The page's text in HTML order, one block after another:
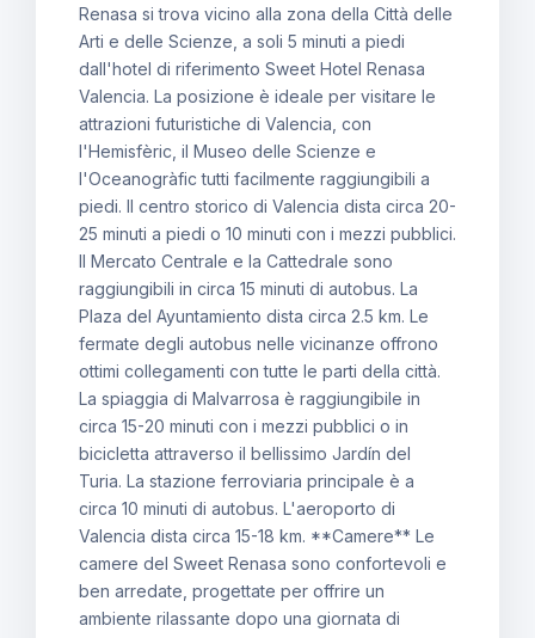
Renasa si trova vicino alla zona della Città delle
Arti e delle Scienze, a soli 5 minuti a piedi
dall'hotel di riferimento Sweet Hotel Renasa
Valencia. La posizione è ideale per visitare le
attrazioni futuristiche di Valencia, con
l'Hemisfèric, il Museo delle Scienze e
l'Oceanogràfic tutti facilmente raggiungibili a
piedi. Il centro storico di Valencia dista circa 20-
25 minuti a piedi o 10 minuti con i mezzi pubblici.
Il Mercato Centrale e la Cattedrale sono
raggiungibili in circa 15 minuti di autobus. La
Plaza del Ayuntamiento dista circa 2.5 km. Le
fermate degli autobus nelle vicinanze offrono
ottimi collegamenti con tutte le parti della città.
La spiaggia di Malvarrosa è raggiungibile in
circa 15-20 minuti con i mezzi pubblici o in
bicicletta attraverso il bellissimo Jardín del
Turia. La stazione ferroviaria principale è a
circa 10 minuti di autobus. L'aeroporto di
Valencia dista circa 15-18 km. **Camere** Le
camere del Sweet Renasa sono confortevoli e
ben arredate, progettate per offrire un
ambiente rilassante dopo una giornata di